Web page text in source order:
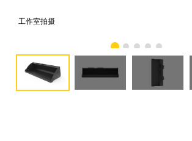
工作室拍摄